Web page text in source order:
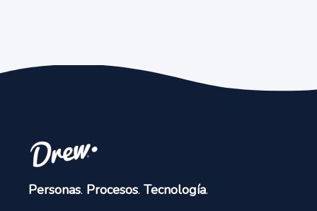
Personas. Procesos. Tecnología.